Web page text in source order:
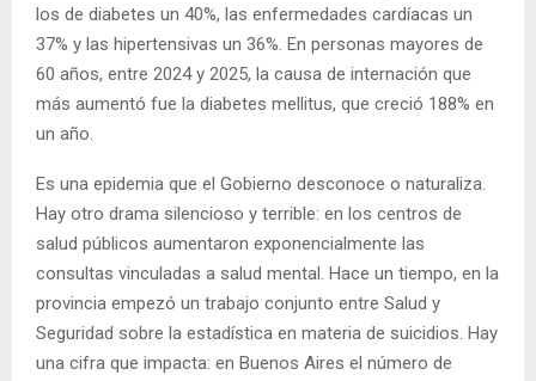
los de diabetes un 40%, las enfermedades cardíacas un
37% y las hipertensivas un 36%. En personas mayores de
60 años, entre 2024 y 2025, la causa de internación que
más aumentó fue la diabetes mellitus, que creció 188% en
un año.
Es una epidemia que el Gobierno desconoce o naturaliza.
Hay otro drama silencioso y terrible: en los centros de
salud públicos aumentaron exponencialmente las
consultas vinculadas a salud mental. Hace un tiempo, en la
provincia empezó un trabajo conjunto entre Salud y
Seguridad sobre la estadística en materia de suicidios. Hay
una cifra que impacta: en Buenos Aires el número de